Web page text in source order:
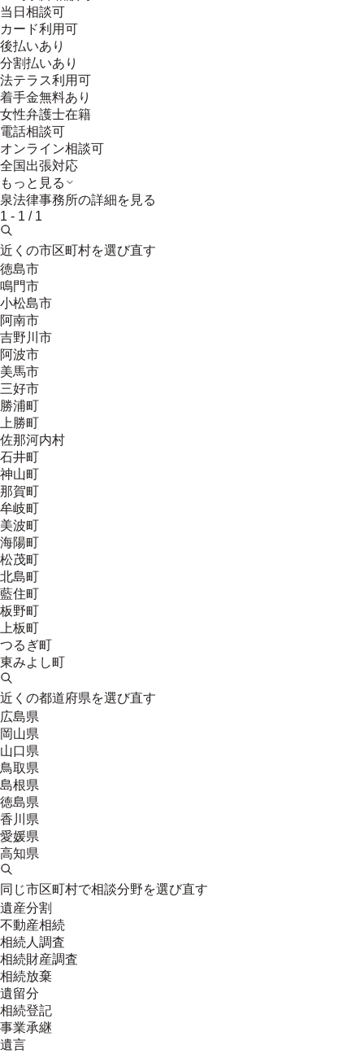
当日相談可
カード利用可
後払いあり
分割払いあり
法テラス利用可
着手金無料あり
女性弁護士在籍
電話相談可
オンライン相談可
全国出張対応
もっと見る
泉法律事務所の詳細を見る
1 - 1 / 1
近くの市区町村を選び直す
徳島市
鳴門市
小松島市
阿南市
吉野川市
阿波市
美馬市
三好市
勝浦町
上勝町
佐那河内村
石井町
神山町
那賀町
牟岐町
美波町
海陽町
松茂町
北島町
藍住町
板野町
上板町
つるぎ町
東みよし町
近くの都道府県を選び直す
広島県
岡山県
山口県
鳥取県
島根県
徳島県
香川県
愛媛県
高知県
同じ市区町村で相談分野を選び直す
遺産分割
不動産相続
相続人調査
相続財産調査
相続放棄
遺留分
相続登記
事業承継
遺言